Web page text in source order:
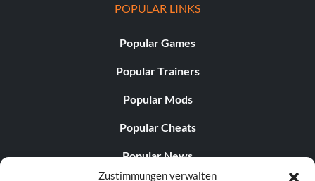
Zustimmungen verwalten
POPULAR LINKS
Popular Games
Popular Trainers
Popular Mods
Popular Cheats
Popular News